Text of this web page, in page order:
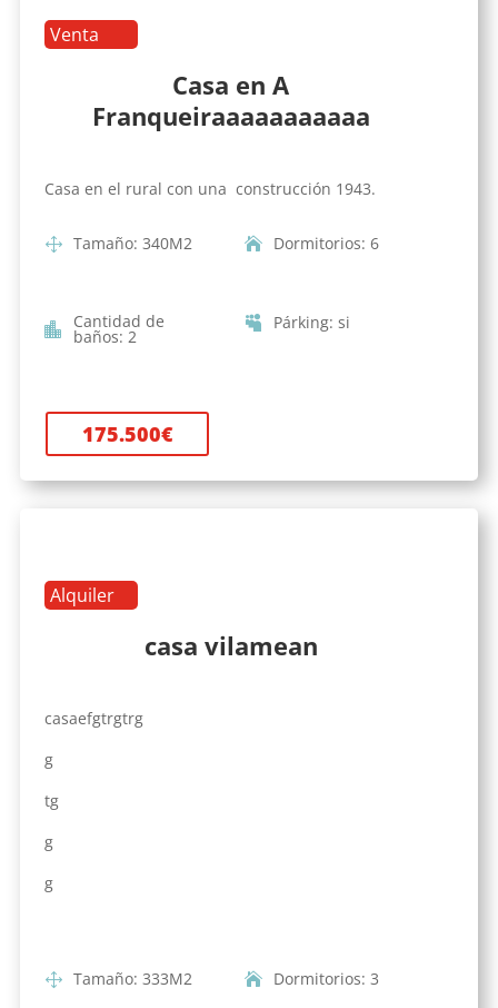
Venta
Casa en A
Franqueiraaaaaaaaaaa
Casa en el rural con una construcción 1943.
Tamaño: 340M2 Dormitorios: 6
Cantidad de
baños: 2
Párking: si
175.500€
Alquiler
casa vilamean
casaefgtrgtrg
g
tg
g
g
Tamaño: 333M2 Dormitorios: 3